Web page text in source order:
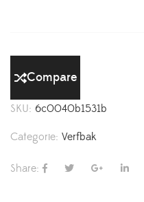
Compare
SKU: 6c0040b1531b
Categorie: Verfbak
Share: